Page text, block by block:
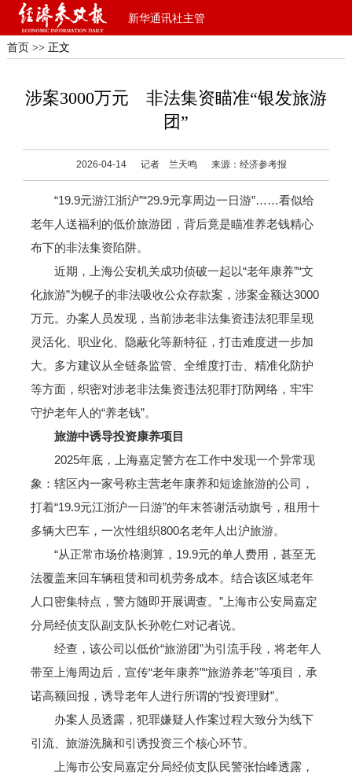
新华通讯社主管
首页 >> 正文
涉案3000万元 非法集资瞄准“银发旅游
团”
2026-04-14 记者 兰天鸣 来源：经济参考报
“19.9元游江浙沪”“29.9元享周边一日游”……看似给
老年人送福利的低价旅游团，背后竟是瞄准养老钱精心
布下的非法集资陷阱。
近期，上海公安机关成功侦破一起以“老年康养”“文
化旅游”为幌子的非法吸收公众存款案，涉案金额达3000
万元。办案人员发现，当前涉老非法集资违法犯罪呈现
灵活化、职业化、隐蔽化等新特征，打击难度进一步加
大。多方建议从全链条监管、全维度打击、精准化防护
等方面，织密对涉老非法集资违法犯罪打防网络，牢牢
守护老年人的“养老钱”。
旅游中诱导投资康养项目
2025年底，上海嘉定警方在工作中发现一个异常现
象：辖区内一家号称主营老年康养和短途旅游的公司，
打着“19.9元江浙沪一日游”的年末答谢活动旗号，租用十
多辆大巴车，一次性组织800名老年人出沪旅游。
“从正常市场价格测算，19.9元的单人费用，甚至无
法覆盖来回车辆租赁和司机劳务成本。结合该区域老年
人口密集特点，警方随即开展调查。”上海市公安局嘉定
分局经侦支队副支队长孙乾仁对记者说。
经查，该公司以低价“旅游团”为引流手段，将老年人
带至上海周边后，宣传“老年康养”“旅游养老”等项目，承
诺高额回报，诱导老年人进行所谓的“投资理财”。
办案人员透露，犯罪嫌疑人作案过程大致分为线下
引流、旅游洗脑和引诱投资三个核心环节。
上海市公安局嘉定分局经侦支队民警张怡峰透露，